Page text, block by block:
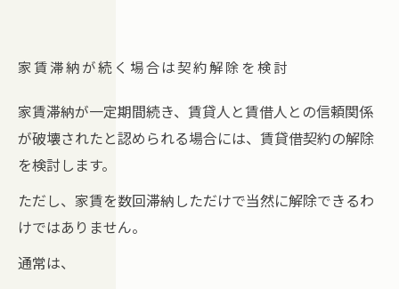
家賃滞納が続く場合は契約解除を検討
家賃滞納が一定期間続き、賃貸人と賃借人との信頼関係
が破壊されたと認められる場合には、賃貸借契約の解除
を検討します。
ただし、家賃を数回滞納しただけで当然に解除できるわ
けではありません。
通常は、